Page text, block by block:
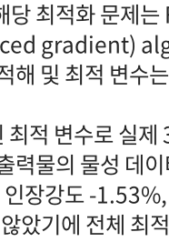
당 최적화 문제
gradient)
해 및 최적 변수
적 변수로 실
력물의 물성 데
인장강도 -
았기에 전체 최